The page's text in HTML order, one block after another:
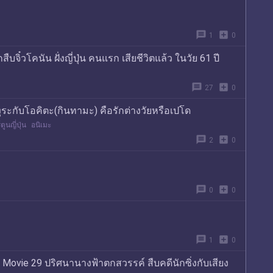
message 1 add_box 0
บจิ๋วโคนัน ฝั่งญี่ปุ่น คนแรก เสียชีวิตแล้ว ในวัย 61 ปี
message 27 add_box 0
ะกับโอคิตะ(กินทามะ) คือรักต่างวัยหรือเปโด
ตูนญี่ปุ่น อนิเมะ
message 2 add_box 0
message 0 add_box 0
message 1 add_box 0
29 ปริศนานางฟ้าตกสวรรค์ สืบคดีนักซิ่งกับเสียง